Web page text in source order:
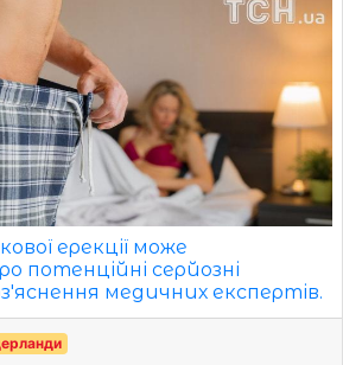
ерекції може
потенційні серйозні
медичних експертів.